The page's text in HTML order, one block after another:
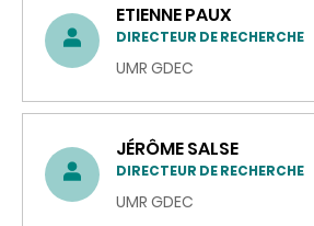
ETIENNE PAUX
DIRECTEUR DE RECHERCHE
UMR GDEC
JÉRÔME SALSE
DIRECTEUR DE RECHERCHE
UMR GDEC